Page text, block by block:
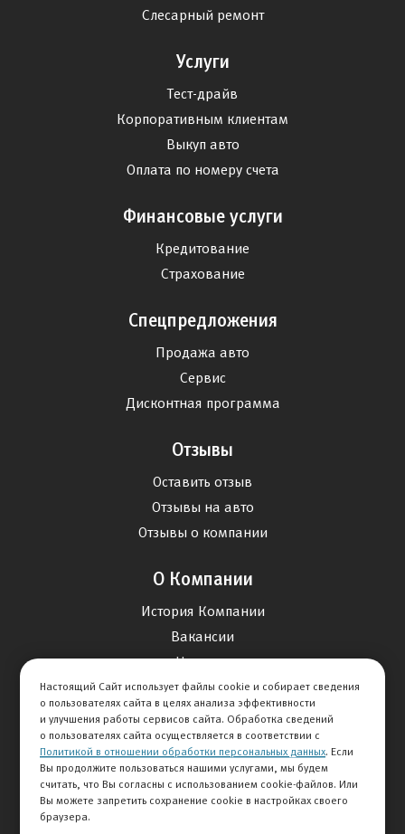
Слесарный ремонт
Услуги
Тест-драйв
Корпоративным клиентам
Выкуп авто
Оплата по номеру счета
Финансовые услуги
Кредитование
Страхование
Спецпредложения
Продажа авто
Сервис
Дисконтная программа
Отзывы
Оставить отзыв
Отзывы на авто
Отзывы о компании
О Компании
История Компании
Вакансии
Новости
Карта сайта
Контакты
+7 727 341-07-02
Настоящий Сайт использует файлы cookie и собирает сведения
о пользователях сайта в целях анализа эффективности
и улучшения работы сервисов сайта. Обработка сведений
о пользователях сайта осуществляется в соответствии с
Политикой в отношении обработки персональных данных. Если
Вы продолжите пользоваться нашими услугами, мы будем
считать, что Вы согласны с использованием cookie-файлов. Или
Вы можете запретить сохранение cookie в настройках своего
браузера.